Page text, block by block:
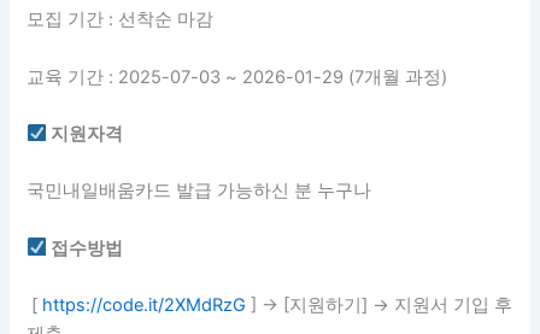
모집 기간 : 선착순 마감
교육 기간 : 2025-07-03 ~ 2026-01-29 (7개월 과정)
지원자격
국민내일배움카드 발급 가능하신 분 누구나
접수방법
[ https://code.it/2XMdRzG ] → [지원하기] → 지원서 기입 후